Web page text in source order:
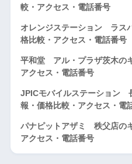
較・アクセス・電話番号
オレンジステーション ラス
格比較・アクセス・電話番号
平和堂 アル・プラザ茨木の
アクセス・電話番号
JPICモバイルステーション
報・価格比較・アクセス・電
パナピットアザミ 秩父店の
アクセス・電話番号